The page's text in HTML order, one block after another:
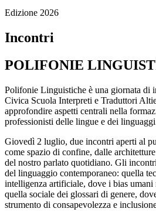
Edizione 2026
Incontri
POLIFONIE
Polifonie Linguistiche è una giornata di
Civica Scuola Interpreti e Traduttori
approfondire aspetti centrali nella
professionisti delle lingue e dei
Giovedì 2 luglio, due incontri aperti al
come spazio di confine, dalle
del nostro parlato quotidiano. Gli
del linguaggio contemporaneo: quella
intelligenza artificiale, dove i bias
quella sociale dei glossari di genere,
strumento di consapevolezza e